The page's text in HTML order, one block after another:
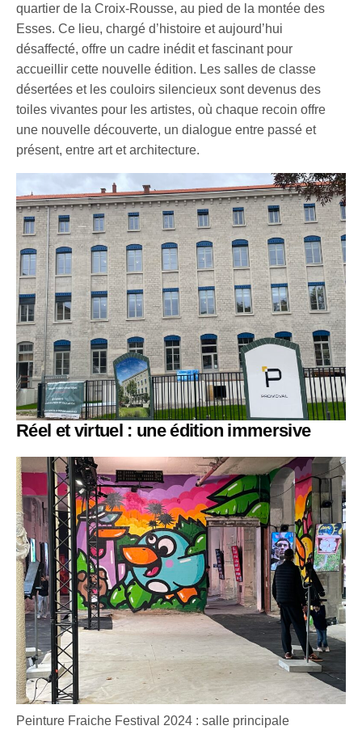
quartier de la Croix-Rousse, au pied de la montée des
Esses. Ce lieu, chargé d’histoire et aujourd’hui
désaffecté, offre un cadre inédit et fascinant pour
accueillir cette nouvelle édition. Les salles de classe
désertées et les couloirs silencieux sont devenus des
toiles vivantes pour les artistes, où chaque recoin offre
une nouvelle découverte, un dialogue entre passé et
présent, entre art et architecture.
Réel et virtuel : une édition immersive
Peinture Fraiche Festival 2024 : salle principale